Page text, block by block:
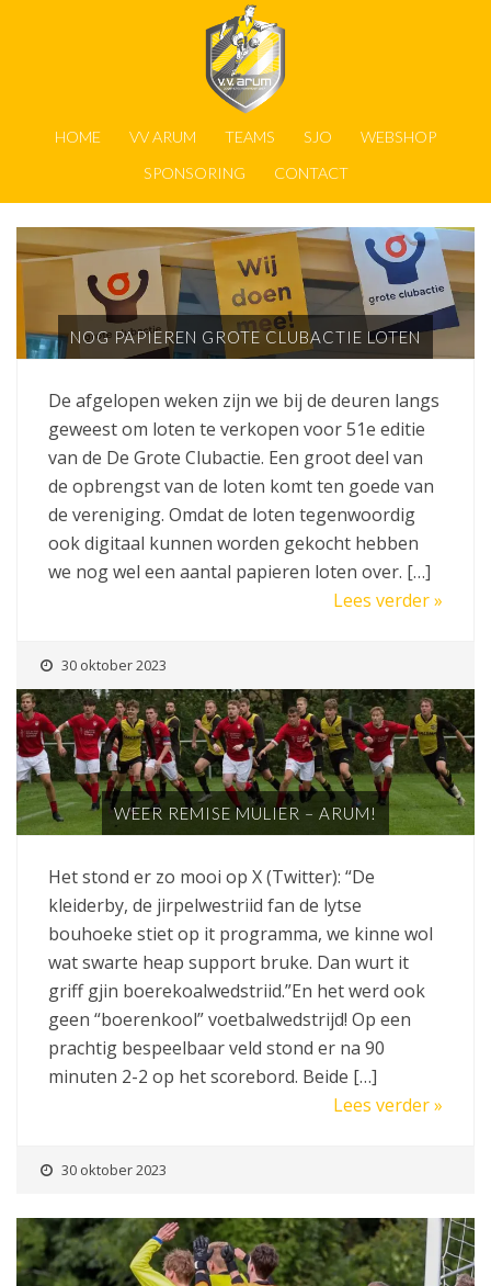
HOME VV ARUM TEAMS SJO
WEBSHOP
SPONSORING
CONTACT
NOG PAPIEREN GROTE CLUBACTIE LOTEN
De afgelopen weken zijn we bij de deuren langs
geweest om loten te verkopen voor 51e editie
van de De Grote Clubactie. Een groot deel van
de opbrengst van de loten komt ten goede van
de vereniging. Omdat de loten tegenwoordig
ook digitaal kunnen worden gekocht hebben
we nog wel een aantal papieren loten over. […]
Lees verder »
30 oktober 2023
WEER REMISE MULIER – ARUM!
Het stond er zo mooi op X (Twitter): “De
kleiderby, de jirpelwestriid fan de lytse
bouhoeke stiet op it programma, we kinne wol
wat swarte heap support bruke. Dan wurt it
griff gjin boerekoalwedstriid.”En het werd ook
geen “boerenkool” voetbalwedstrijd! Op een
prachtig bespeelbaar veld stond er na 90
minuten 2-2 op het scorebord. Beide […]
Lees verder »
30 oktober 2023